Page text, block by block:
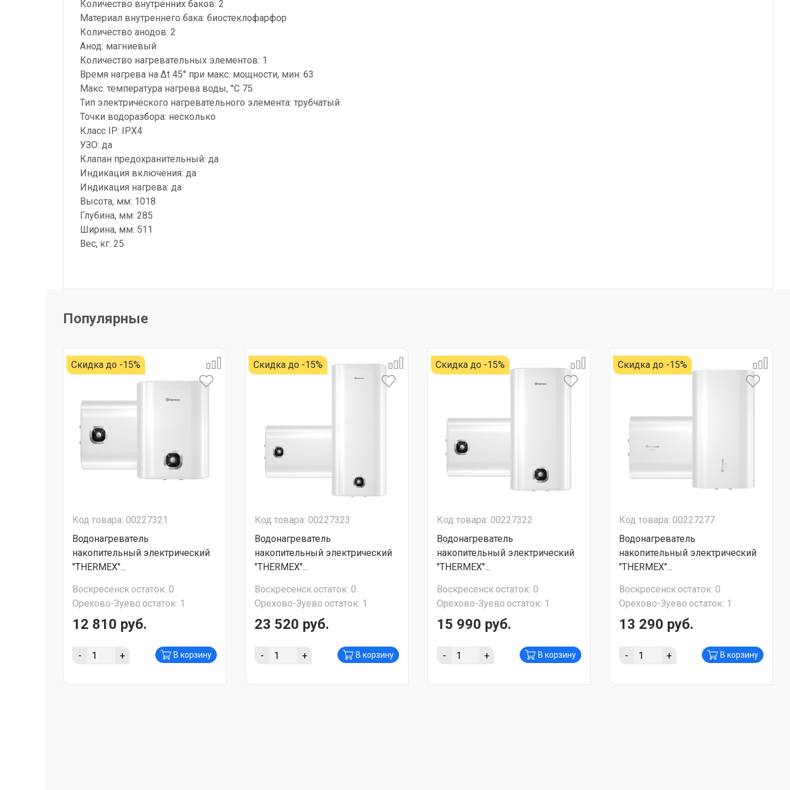
Количество внутренних баков: 2
Материал внутреннего бака: биостеклофарфор
Количество анодов: 2
Анод: магниевый
Количество нагревательных элементов: 1
Время нагрева на ∆t 45° при макс. мощности, мин: 63
Макс. температура нагрева воды, °С 75
Тип электрического нагревательного элемента: трубчатый
Точки водоразбора: несколько
Класс IP: IPX4
УЗО: да
Клапан предохранительный: да
Индикация включения: да
Индикация нагрева: да
Высота, мм: 1018
Глубина, мм: 285
Ширина, мм: 511
Вес, кг: 25
Популярные
Скидка до -15%
Код товара: 00227321
Водонагреватель
накопительный электрический
"THERMEX"...
Воскресенскостаток: 0
Орехово-Зуево остаток: 1
12 810 руб.
- + В корзину
Скидка до -15%
Код товара: 00227323
Водонагреватель
накопительный электрический
"THERMEX"...
Воскресенскостаток: 0
Орехово-Зуево остаток: 1
23 520 руб.
- + В корзину
Скидка до -15%
Код товара: 00227322
Водонагреватель
накопительный электрический
"THERMEX"...
Воскресенскостаток: 0
Орехово-Зуево остаток: 1
15 990 руб.
- + В корзину
Скидка до -15%
Код товара: 00227277
Водонагреватель
накопительный электрический
"THERMEX"...
Воскресенскостаток: 0
Орехово-Зуево остаток: 1
13 290 руб.
- + В корзину